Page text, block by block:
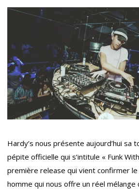
Hardy’s nous présente aujourd’hui sa
pépite officielle qui s’intitule « Funk
première release qui vient confirmer
homme qui nous offre un réel mélange